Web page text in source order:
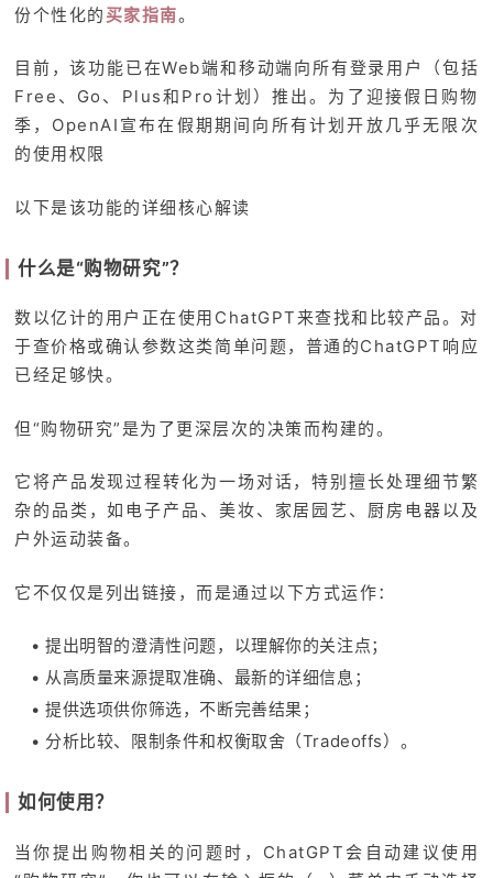
份个性化的 买家指南。
目前，该功能已在Web端和移动端向所有登录用户（包括
Free、Go、Plus和Pro计划）推出。为了迎接假日购物
季，OpenAI宣布在假期期间向所有计划开放几乎无限次
的使用权限
以下是该功能的详细核心解读
什么是“购物研究”？
数以亿计的用户正在使用ChatGPT来查找和比较产品。对
于查价格或确认参数这类简单问题，普通的ChatGPT响应
已经足够快。
但“购物研究”是为了更深层次的决策而构建的。
它将产品发现过程转化为一场对话，特别擅长处理细节繁
杂的品类，如电子产品、美妆、家居园艺、厨房电器以及
户外运动装备。
它不仅仅是列出链接，而是通过以下方式运作：
• 提出明智的澄清性问题，以理解你的关注点；
• 从高质量来源提取准确、最新的详细信息；
• 提供选项供你筛选，不断完善结果；
• 分析比较、限制条件和权衡取舍（Tradeoffs）。
如何使用？
当你提出购物相关的问题时，ChatGPT会自动建议使用